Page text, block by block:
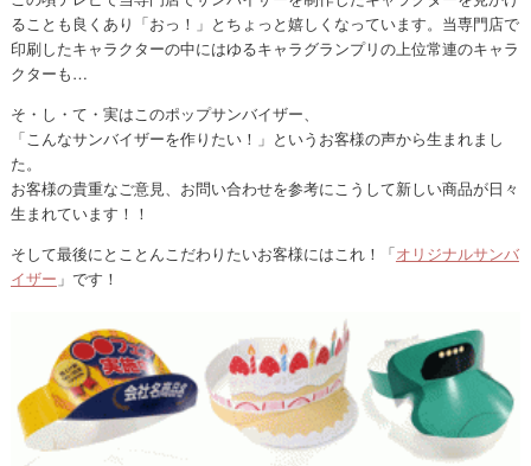
ることも良くあり「おっ！」とちょっと嬉しくなっています。当専門店で
印刷したキャラクターの中にはゆるキャラグランプリの上位常連のキャラ
クターも…
そ・し・て・実はこのポップサンバイザー、
「こんなサンバイザーを作りたい！」というお客様の声から生まれまし
た。
お客様の貴重なご意見、お問い合わせを参考にこうして新しい商品が日々
生まれています！！
そして最後にとことんこだわりたいお客様にはこれ！「オリジナルサンバ
イザー 」です！